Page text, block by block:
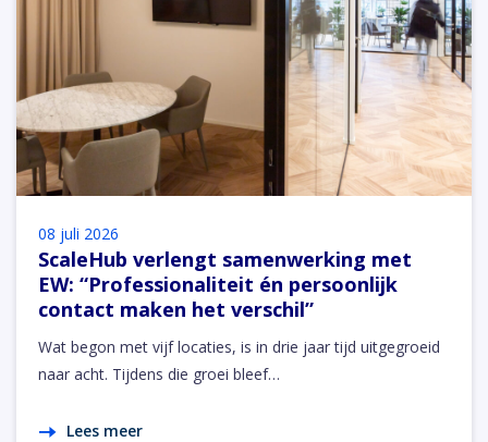
08 juli 2026
ScaleHub verlengt samenwerking met
EW: “Professionaliteit én persoonlijk
contact maken het verschil”
Wat begon met vijf locaties, is in drie jaar tijd uitgegroeid
naar acht. Tijdens die groei bleef…
Lees meer